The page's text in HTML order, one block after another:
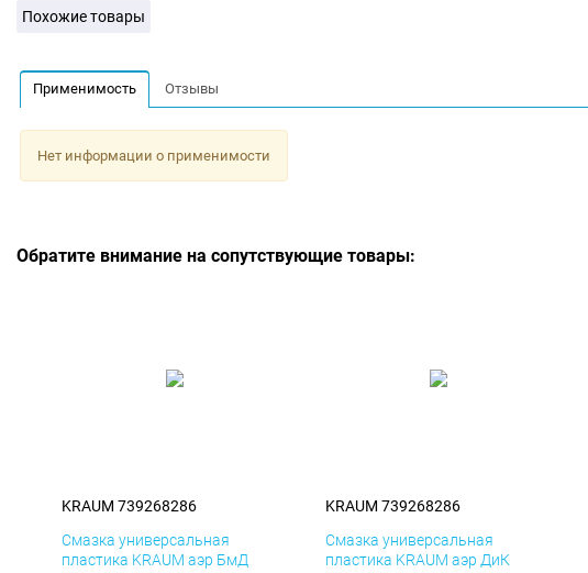
Похожие товары
Применимость Отзывы
Нет информации о применимости
Обратите внимание на сопутствующие товары:
KRAUM 739268286
Смазка универсальная
пластика KRAUM аэр БмД
KRAUM 739268286
Смазка универсальная
пластика KRAUM аэр ДиК